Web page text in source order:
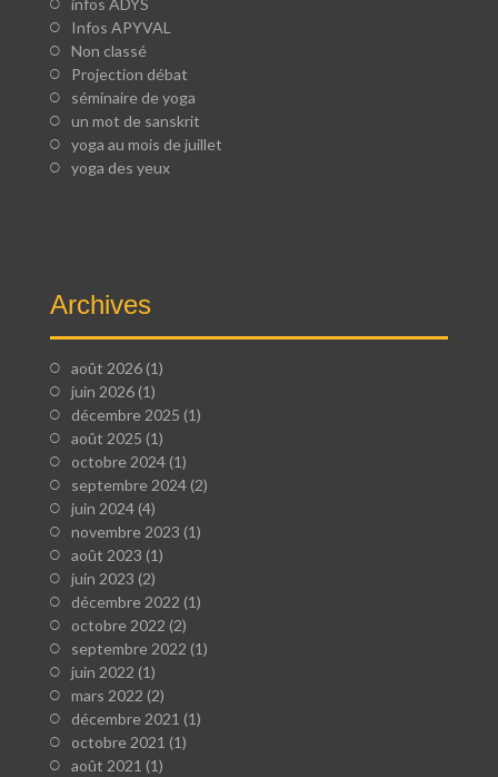
Infos APYVAL
Non classé
Projection débat
séminaire de yoga
un mot de sanskrit
yoga au mois de juillet
yoga des yeux
Archives
août 2026(1)
juin 2026(1)
décembre 2025 (1)
août 2025 (1)
octobre 2024(1)
septembre 2024(2)
juin 2024(4)
novembre 2023 (1)
août 2023 (1)
juin 2023 (2)
décembre 2022 (1)
octobre 2022 (2)
septembre 2022 (1)
juin 2022 (1)
mars 2022 (2)
décembre 2021 (1)
octobre 2021 (1)
août 2021 (1)